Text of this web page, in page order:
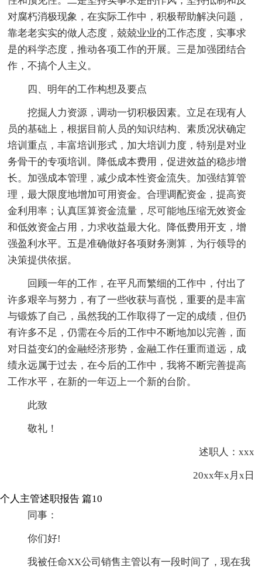
对腐朽消极现象，在实际工作中，积极帮助解决问题，
靠老老实实的做人态度，兢兢业业的工作态度，实事求
是的科学态度，推动各项工作的开展。三是加强团结合
作，不搞个人主义。
四、明年的工作构想及要点
挖掘人力资源，调动一切积极因素。立足在现有人
员的基础上，根据目前人员的知识结构、素质况状确定
培训重点，丰富培训形式，加大培训力度，特别是对业
务骨干的专项培训。降低成本费用，促进效益的稳步增
长。加强成本管理，减少成本性资金流失。加强结算管
理，最大限度地增加可用资金。合理调配资金，提高资
金利用率；认真匡算资金流量，尽可能地压缩无效资金
和低效资金占用，力求收益最大化。降低费用开支，增
强盈利水平。五是准确做好各项财务测算，为行领导的
决策提供依据。
回顾一年的工作，在平凡而繁细的工作中，付出了
许多艰辛与努力，有了一些收获与喜悦，重要的是丰富
与锻炼了自己，虽然我的工作取得了一定的成绩，但仍
有许多不足，仍需在今后的工作中不断地加以完善，面
对日益变幻的金融经济形势，金融工作任重而道远，成
绩永远属于过去，在今后的工作中，我将不断完善提高
工作水平，在新的一年迈上一个新的台阶。
此致
敬礼！
述职人：xxx
20xx年x月x日
个人主管述职报告 篇10
同事：
你们好!
我被任命XX公司销售主管以有一段时间了，现在我